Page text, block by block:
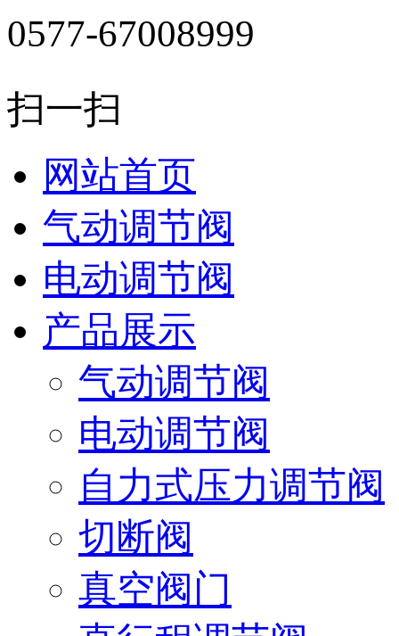
0577-67008999
扫一扫
网站首页
气动调节阀
电动调节阀
产品展示
气动调节阀
电动调节阀
自力式压力调节阀
切断阀
真空阀门